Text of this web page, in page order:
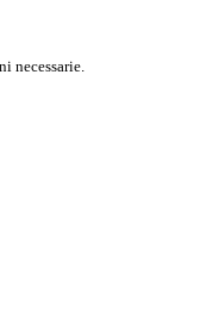
necessarie.